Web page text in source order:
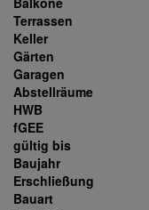
Terrassen
Keller
Gärten
Garagen
Abstellräume
HWB
fGEE
gültig bis
Baujahr
Erschließung
Bauart